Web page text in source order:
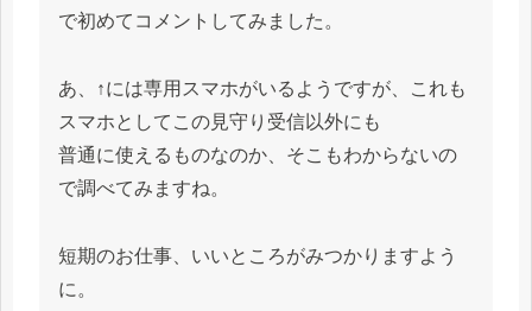
で初めてコメントしてみました。
あ、↑には専用スマホがいるようですが、これも
スマホとしてこの見守り受信以外にも
普通に使えるものなのか、そこもわからないの
で調べてみますね。
短期のお仕事、いいところがみつかりますよう
に。